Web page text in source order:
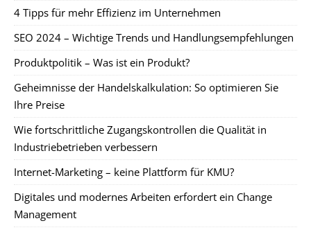
4 Tipps für mehr Effizienz im Unternehmen
SEO 2024 – Wichtige Trends und Handlungsempfehlungen
Produktpolitik – Was ist ein Produkt?
Geheimnisse der Handelskalkulation: So optimieren Sie
Ihre Preise
Wie fortschrittliche Zugangskontrollen die Qualität in
Industriebetrieben verbessern
Internet-Marketing – keine Plattform für KMU?
Digitales und modernes Arbeiten erfordert ein Change
Management